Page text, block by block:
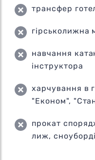
трансфер
гірськолижна
навчання
інструктора
харчування в
"Економ",
прокат
лиж,